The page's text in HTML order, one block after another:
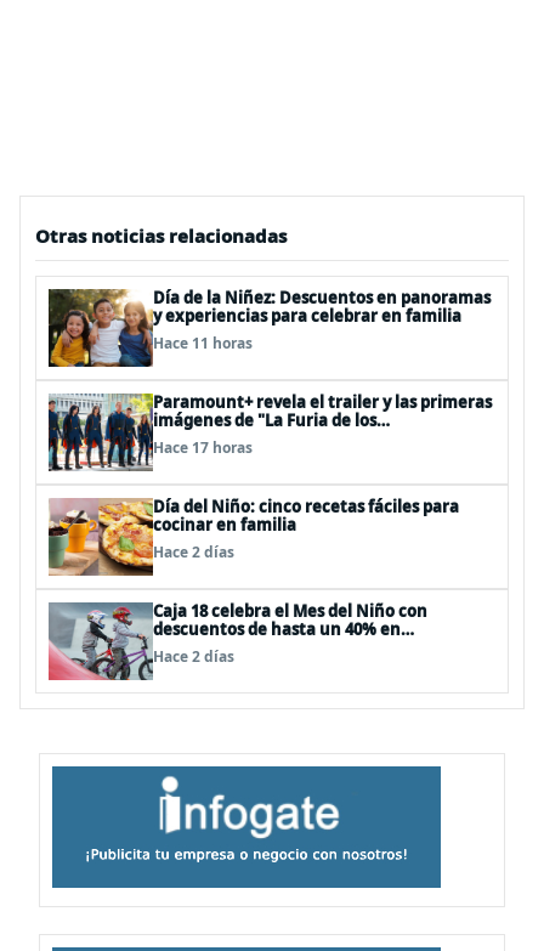
Otras noticias relacionadas
Día de la Niñez: Descuentos en panoramas
y experiencias para celebrar en familia
Hace 11 horas
Paramount+ revela el trailer y las primeras
imágenes de "La Furia de los
Thundermans"
Hace 17 horas
Día del Niño: cinco recetas fáciles para
cocinar en familia
Hace 2 días
Caja 18 celebra el Mes del Niño con
descuentos de hasta un 40% en
panoramas, cine, shows y streaming
Hace 2 días